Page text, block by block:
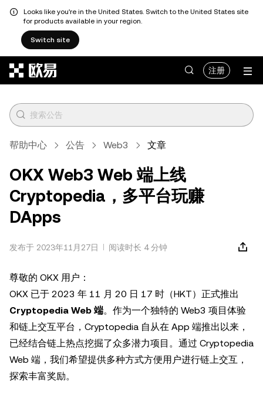
Looks like you're in the United States. Switch to the United States site
for products available in your region.
Switch site
注册
帮助中心 公告 Web3 文章
OKX Web3 Web 端上线
Cryptopedia，多平台玩赚
DApps
发布于 2023年11月27日 阅读时长 4 分钟
尊敬的 OKX 用户：
OKX 已于 2023 年 11 月 20 日 17 时（HKT）正式推出
Cryptopedia Web 端。作为一个独特的 Web3 项目体验
和链上交互平台，Cryptopedia 自从在 App 端推出以来，
已经结合链上热点挖掘了众多潜力项目。通过 Cryptopedia
Web 端，我们希望提供多种方式方便用户进行链上交互，
探索丰富奖励。